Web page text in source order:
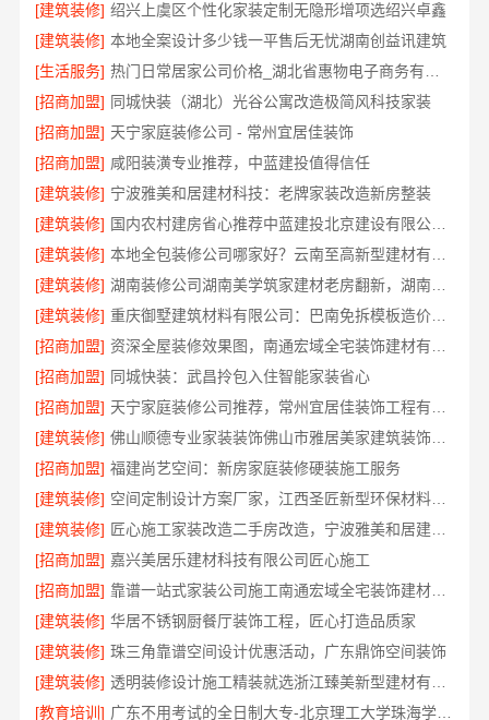
[建筑装修] 绍兴上虞区个性化家装定制无隐形增项选绍兴卓鑫
[建筑装修] 本地全案设计多少钱一平售后无忧湖南创益讯建筑
[生活服务]
[招商加盟] 同城快装（湖北）光谷公寓改造极简风科技家装
[招商加盟] 天宁家庭装修公司 - 常州宜居佳装饰
[招商加盟] 咸阳装潢专业推荐，中蓝建投值得信任
[建筑装修] 宁波雅美和居建材科技：老牌家装改造新房整装
[建筑装修]
国内农村建房省心推荐中蓝建投北京建设有限公司四川
[建筑装修]
[建筑装修]
湖南装修公司湖南美学筑家建材老房翻新，湖南美学筑家建材有限公司焕新你的生活
[建筑装修]
重庆御墅建筑材料有限公司：巴南免拆模板造价预算
[招商加盟]
[招商加盟] 同城快装：武昌拎包入住智能家装省心
[招商加盟]
[建筑装修]
佛山顺德专业家装装饰佛山市雅居美家建筑装饰工程有限公司
[招商加盟] 福建尚艺空间：新房家庭装修硬装施工服务
[建筑装修]
空间定制设计方案厂家，江西圣匠新型环保材料有限公司，个性化全屋整装
[建筑装修]
匠心施工家装改造二手房改造，宁波雅美和居建材科技有限公司
[招商加盟] 嘉兴美居乐建材科技有限公司匠心施工
[招商加盟]
靠谱一站式家装公司施工南通宏域全宅装饰建材有限公司
[建筑装修] 华居不锈钢厨餐厅装饰工程，匠心打造品质家
[建筑装修] 珠三角靠谱空间设计优惠活动，广东鼎饰空间装饰
[建筑装修]
[教育培训]
广东不用考试的全日制大专-北京理工大学珠海学院继教院